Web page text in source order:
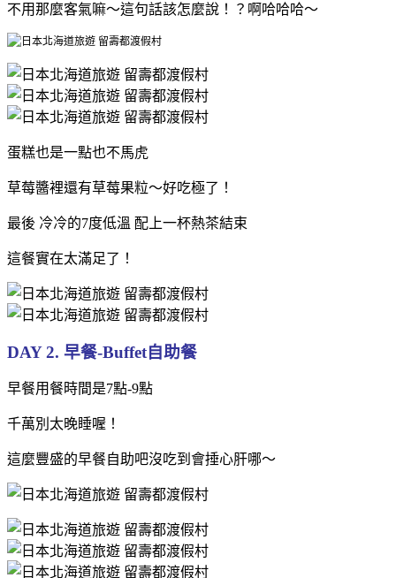
不用那麼客氣嘛～這句話該怎麼說！？啊哈哈哈～
蛋糕也是一點也不馬虎
草莓醬裡還有草莓果粒～好吃極了！
最後 冷冷的7度低溫 配上一杯熱茶結束
這餐實在太滿足了！
DAY 2. 早餐-Buffet自助餐
早餐用餐時間是7點-9點
千萬別太晚睡喔！
這麼豐盛的早餐自助吧沒吃到會捶心肝哪～